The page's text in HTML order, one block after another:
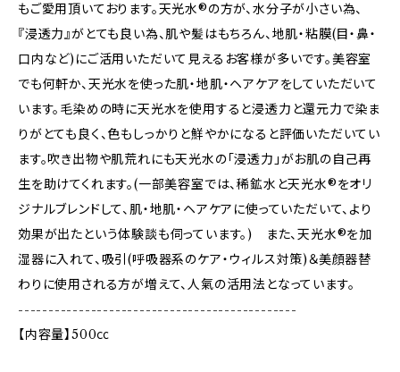
もご愛用頂いております。天光水®の方が、水分子が小さい為、
『浸透力』がとても良い為、肌や髪はもちろん、地肌・粘膜(目・鼻・
口内など)にご活用いただいて見えるお客様が多いです。美容室
でも何軒か、天光水を使った肌・地肌・ヘアケアをしていただいて
います。毛染めの時に天光水を使用すると浸透力と還元力で染ま
りがとても良く、色もしっかりと鮮やかになると評価いただいてい
ます。吹き出物や肌荒れにも天光水の「浸透力」がお肌の自己再
生を助けてくれます。(一部美容室では、稀鉱水と天光水®をオリ
ジナルブレンドして、肌・地肌・ヘアケアに使っていただいて、より
効果が出たという体験談も伺っています。) また、天光水®を加
湿器に入れて、吸引(呼吸器系のケア・ウィルス対策)＆美顔器替
わりに使用される方が増えて、人氣の活用法となっています。
----------------------------------------------
【内容量】500㏄